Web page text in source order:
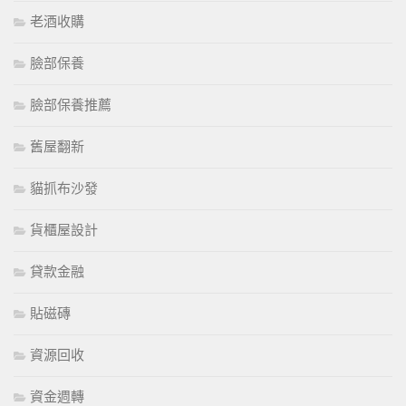
老酒收購
臉部保養
臉部保養推薦
舊屋翻新
貓抓布沙發
貨櫃屋設計
貸款金融
貼磁磚
資源回收
資金週轉